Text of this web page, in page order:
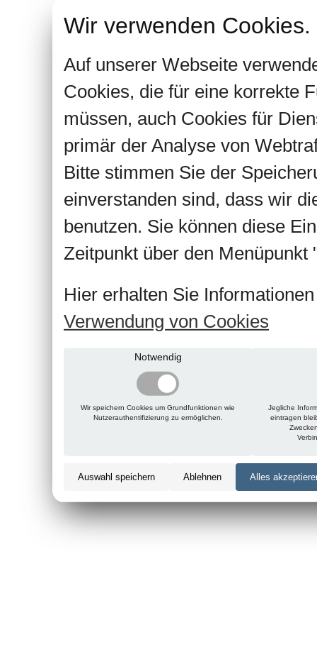
Wir verwenden Cookies.
Auf unserer Webseite
Cookies, die für eine korrekte
müssen, auch Cookies für
primär der Analyse von
Bitte stimmen Sie der
einverstanden sind, dass wir
benutzen. Sie können diese
Zeitpunkt über den Menüpunkt
Hier erhalten Sie
Verwendung von Cookies
Notwendig
Wir speichern Cookies um Grundfunktionen wie
Nutzerauthentifizierung zu ermöglichen.
Jegliche
eintragen
Auswahl speichern Ablehnen Alles